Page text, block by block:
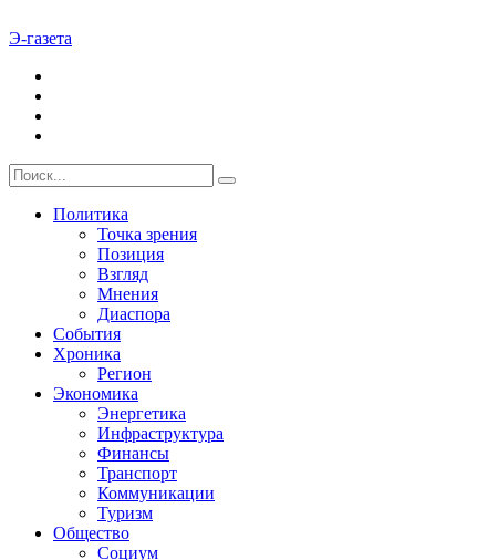
Э-газета
Политика
Точка зрения
Позиция
Взгляд
Мнения
Диаспора
События
Хроника
Регион
Экономика
Энергетика
Инфраструктура
Финансы
Транспорт
Коммуникации
Туризм
Общество
Социум